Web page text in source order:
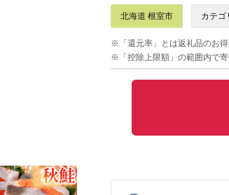
北海道 根室市 カテゴ
※「還元率」とは返礼品のお
※「控除上限額」の範囲内で